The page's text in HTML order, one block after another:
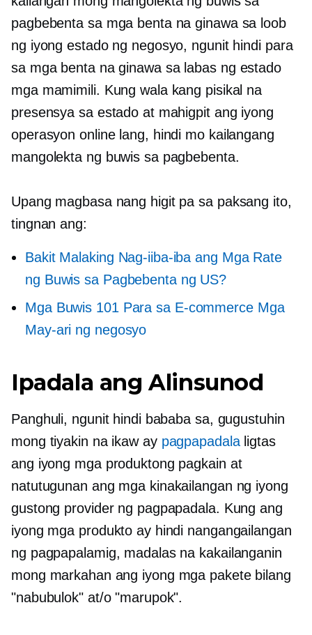
pagbebenta sa mga benta na ginawa sa loob
ng iyong estado ng negosyo, ngunit hindi para
sa mga benta na ginawa sa labas ng estado
mga mamimili. Kung wala kang pisikal na
presensya sa estado at mahigpit ang iyong
operasyononline lang, hindi mo kailangang
mangolekta ng buwis sa pagbebenta.
Upang magbasa nang higit pa sa paksang ito,
tingnan ang:
Bakit Malaking Nag-iiba-iba ang Mga Rate
ng Buwis sa Pagbebenta ng US?
Mga Buwis 101 Para sa E-commerceMga
May-ari ng negosyo
Ipadala ang Alinsunod
Panghuli, ngunit hindi bababa sa, gugustuhin
mong tiyakin na ikaw ay pagpapadalaligtas
ang iyong mga produktong pagkain at
natutugunan ang mga kinakailangan ng iyong
gustong provider ng pagpapadala. Kung ang
iyong mga produkto ay hindi nangangailangan
ng pagpapalamig, madalas na kakailanganin
mong markahan ang iyong mga pakete bilang
"nabubulok" at/o "marupok".